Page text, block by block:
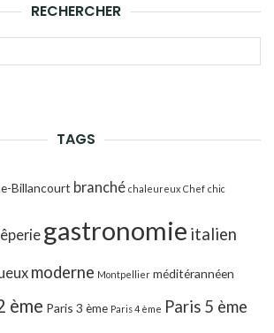
RECHERCHER
TAGS
Billancourt branché chaleureux Chef chic
gastronomie italien
moderne Montpellier méditérannéen
ème Paris 3 ème Paris 4 ème Paris 5 ème